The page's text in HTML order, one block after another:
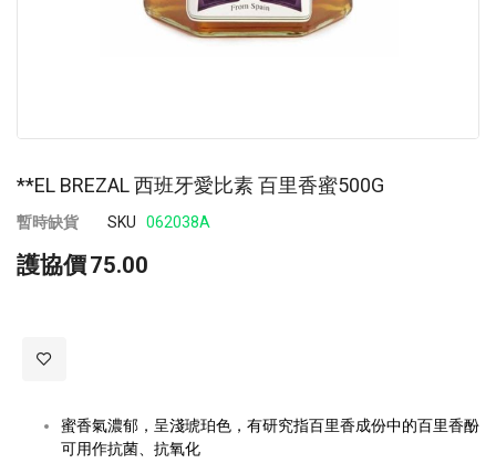
**EL BREZAL 西班牙愛比素 百里香蜜500G
暫時缺貨 SKU 062038A
護協價75.00
蜜香氣濃郁，呈淺琥珀色，有研究指百里香成份中的百里香酚
可用作抗菌、抗氧化